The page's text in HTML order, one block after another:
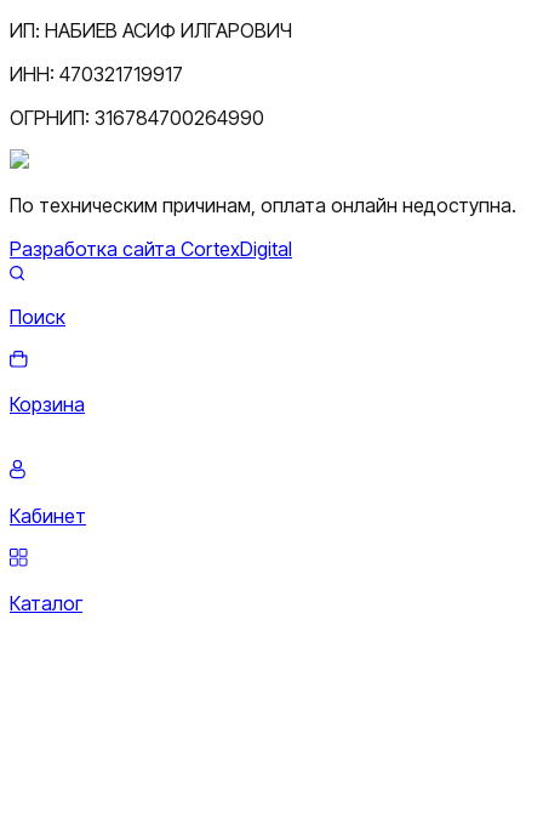
ИП: НАБИЕВ АСИФ ИЛГАРОВИЧ
ИНН: 470321719917
ОГРНИП: 316784700264990
По техническим причинам, оплата онлайн недоступна.
Разработка сайта CortexDigital
Поиск
Корзина
Кабинет
Каталог